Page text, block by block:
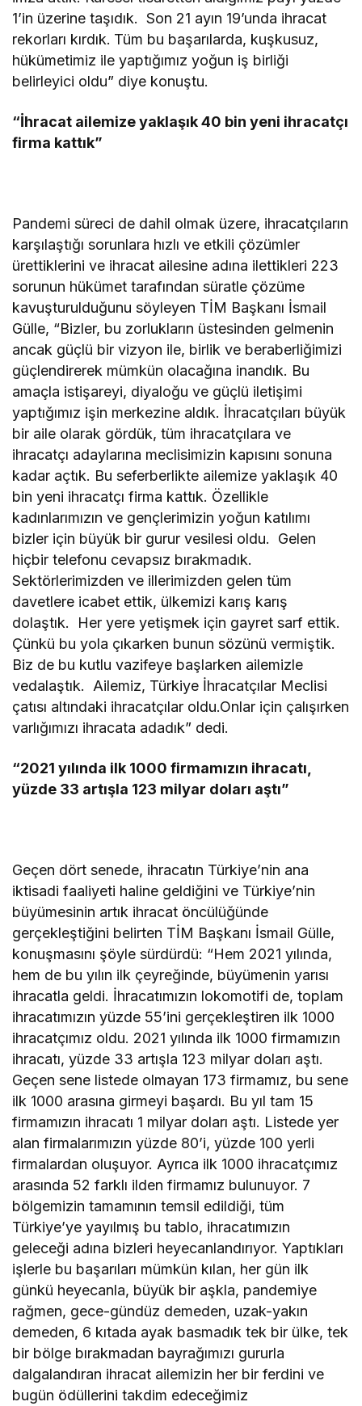
1’in üzerine taşıdık. Son 21 ayın 19’unda ihracat
rekorları kırdık. Tüm bu başarılarda, kuşkusuz,
hükümetimiz ile yaptığımız yoğun iş birliği
belirleyici oldu” diye konuştu.
“İhracat ailemize yaklaşık 40 bin yeni ihracatçı
firma kattık”
Pandemi süreci de dahil olmak üzere, ihracatçıların
karşılaştığı sorunlara hızlı ve etkili çözümler
ürettiklerini ve ihracat ailesine adına ilettikleri 223
sorunun hükümet tarafından süratle çözüme
kavuşturulduğunu söyleyen TİM Başkanı İsmail
Gülle, “Bizler, bu zorlukların üstesinden gelmenin
ancak güçlü bir vizyon ile, birlik ve beraberliğimizi
güçlendirerek mümkün olacağına inandık. Bu
amaçla istişareyi, diyaloğu ve güçlü iletişimi
yaptığımız işin merkezine aldık. İhracatçıları büyük
bir aile olarak gördük, tüm ihracatçılara ve
ihracatçı adaylarına meclisimizin kapısını sonuna
kadar açtık. Bu seferberlikte ailemize yaklaşık 40
bin yeni ihracatçı firma kattık. Özellikle
kadınlarımızın ve gençlerimizin yoğun katılımı
bizler için büyük bir gurur vesilesi oldu. Gelen
hiçbir telefonu cevapsız bırakmadık.
Sektörlerimizden ve illerimizden gelen tüm
davetlere icabet ettik, ülkemizi karış karış
dolaştık. Her yere yetişmek için gayret sarf ettik.
Çünkü bu yola çıkarken bunun sözünü vermiştik.
Biz de bu kutlu vazifeye başlarken ailemizle
vedalaştık. Ailemiz, Türkiye İhracatçılar Meclisi
çatısı altındaki ihracatçılar oldu.Onlar için çalışırken
varlığımızı ihracata adadık” dedi.
“2021 yılında ilk 1000 firmamızın ihracatı,
yüzde 33 artışla 123 milyar doları aştı”
Geçen dört senede, ihracatın Türkiye’nin ana
iktisadi faaliyeti haline geldiğini ve Türkiye’nin
büyümesinin artık ihracat öncülüğünde
gerçekleştiğini belirten TİM Başkanı İsmail Gülle,
konuşmasını şöyle sürdürdü: “Hem 2021 yılında,
hem de bu yılın ilk çeyreğinde, büyümenin yarısı
ihracatla geldi. İhracatımızın lokomotifi de, toplam
ihracatımızın yüzde 55’ini gerçekleştiren ilk 1000
ihracatçımız oldu. 2021 yılında ilk 1000 firmamızın
ihracatı, yüzde 33 artışla 123 milyar doları aştı.
Geçen sene listede olmayan 173 firmamız, bu sene
ilk 1000 arasına girmeyi başardı. Bu yıl tam 15
firmamızın ihracatı 1 milyar doları aştı. Listede yer
alan firmalarımızın yüzde 80’i, yüzde 100 yerli
firmalardan oluşuyor. Ayrıca ilk 1000 ihracatçımız
arasında 52 farklı ilden firmamız bulunuyor. 7
bölgemizin tamamının temsil edildiği, tüm
Türkiye’ye yayılmış bu tablo, ihracatımızın
geleceği adına bizleri heyecanlandırıyor. Yaptıkları
işlerle bu başarıları mümkün kılan, her gün ilk
günkü heyecanla, büyük bir aşkla, pandemiye
rağmen, gece-gündüz demeden, uzak-yakın
demeden, 6 kıtada ayak basmadık tek bir ülke, tek
bir bölge bırakmadan bayrağımızı gururla
dalgalandıran ihracat ailemizin her bir ferdini ve
bugün ödüllerini takdim edeceğimiz